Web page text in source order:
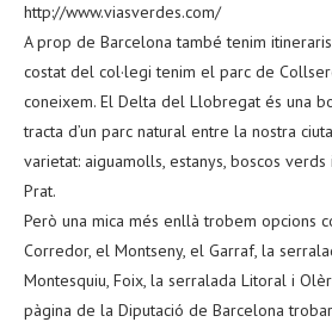
http://www.viasverdes.com/
A prop de Barcelona també tenim
costat del col·legi tenim el parc de
coneixem. El Delta del Llobregat és una
tracta d’un parc natural entre la nostra
varietat: aiguamolls, estanys, boscos
Prat.
Però una mica més enllà trobem opcions
Corredor, el Montseny, el Garraf, la
Montesquiu, Foix, la serralada Litoral i
pàgina de la Diputació de Barcelona